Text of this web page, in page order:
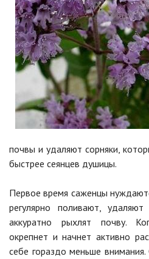
почвы и удаляют сорняки,
быстрее сеянцев душицы.
Первое время саженцы
регулярно поливают,
аккуратно рыхлят почву.
окрепнет и начнет активно
себе гораздо меньше